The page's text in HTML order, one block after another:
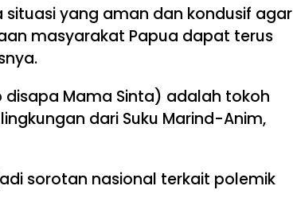
yang aman dan kondusif agar
masyarakat Papua dapat terus
Mama Sinta) adalah tokoh
dari Suku Marind-Anim,
sorotan nasional terkait polemik